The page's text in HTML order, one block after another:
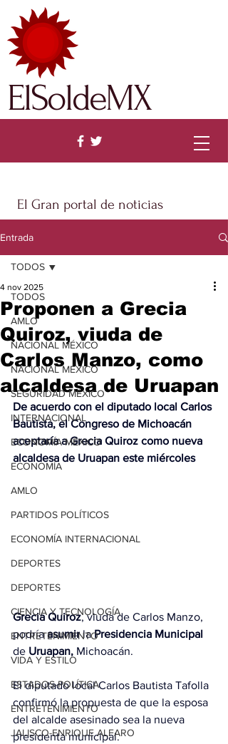
El Gran portal de noticias
ElSoldeMX
Entrada
TODOS
AMLO
NACIONAL MÉXICO
NACIONAL MÉXICO
SEGURIDAD MÉXICO
INTERNACIONAL
ECONOMÍA MÉXICO
ECONOMÍA
AMLO
PARTIDOS POLÍTICOS
ECONOMÍA INTERNACIONAL
DEPORTES
DEPORTES
CIENCIA Y TECNOLOGÍA
ENTRETENIMIENTO
VIDA Y ESTILO
ESTADOS-POLÍTICA
ENTRETENIMIENTO
JALISCO-ENRIQUE ALFARO
TODOS
Proponen a Grecia
Quiroz, viuda de
Carlos Manzo, como
alcaldesa de Uruapan
4 nov 2025
De acuerdo con el diputado local Carlos
Bautista, el Congreso de Michoacán
aceptaría a Grecia Quiroz como nueva
alcaldesa de Uruapan este miércoles
Grecia Quiroz, viuda de Carlos Manzo,
podría asumir la Presidencia Municipal
de Uruapan, Michoacán.
El diputado local Carlos Bautista Tafolla
confirmó la propuesta de que la esposa
del alcalde asesinado sea la nueva
presidenta municipal.